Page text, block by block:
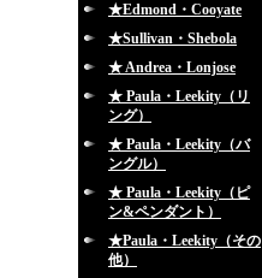
★Edmond・Cooyate
★Sullivan・Shebola
★ Andrea・Lonjose
★ Paula・Leekity（リ
ング）
★ Paula・Leekity（バ
ングル）
★ Paula・Leekity（ピ
ン&ペンダント）
★Paula・Leekity（その
他）